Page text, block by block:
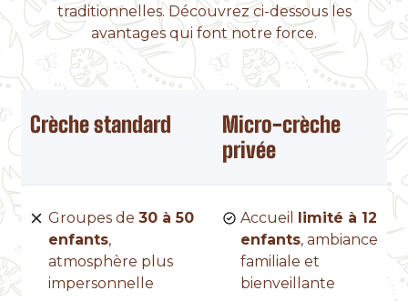
traditionnelles. Découvrez ci-dessous les
avantages qui font notre force.
Crèche standard
Micro-crèche
privée
Groupes de30 à 50
enfants,
atmosphère plus
impersonnelle
Accueil limité à 12
enfants, ambiance
familiale et
bienveillante